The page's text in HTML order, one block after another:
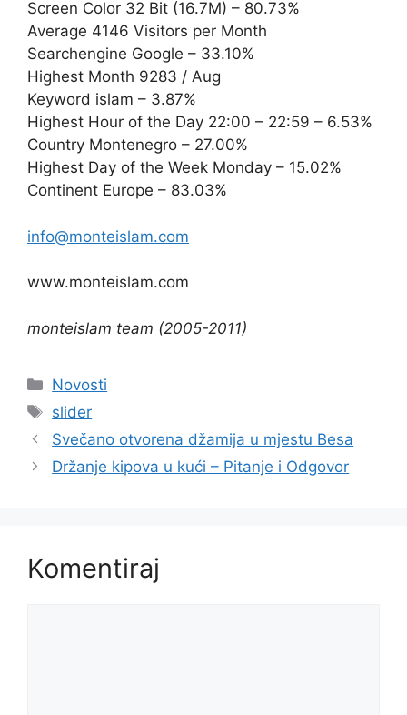
Screen Color 32 Bit (16.7M) – 80.73%
Average 4146 Visitors per Month
Searchengine Google – 33.10%
Highest Month 9283 / Aug
Keyword islam – 3.87%
Highest Hour of the Day 22:00 – 22:59 – 6.53%
Country Montenegro – 27.00%
Highest Day of the Week Monday – 15.02%
Continent Europe – 83.03%
info@monteislam.com
www.monteislam.com
monteislam team (2005-2011)
Kategorije
Novosti
Oznake
slider
Svečano otvorena džamija u mjestu Besa
Držanje kipova u kući – Pitanje i Odgovor
Komentiraj